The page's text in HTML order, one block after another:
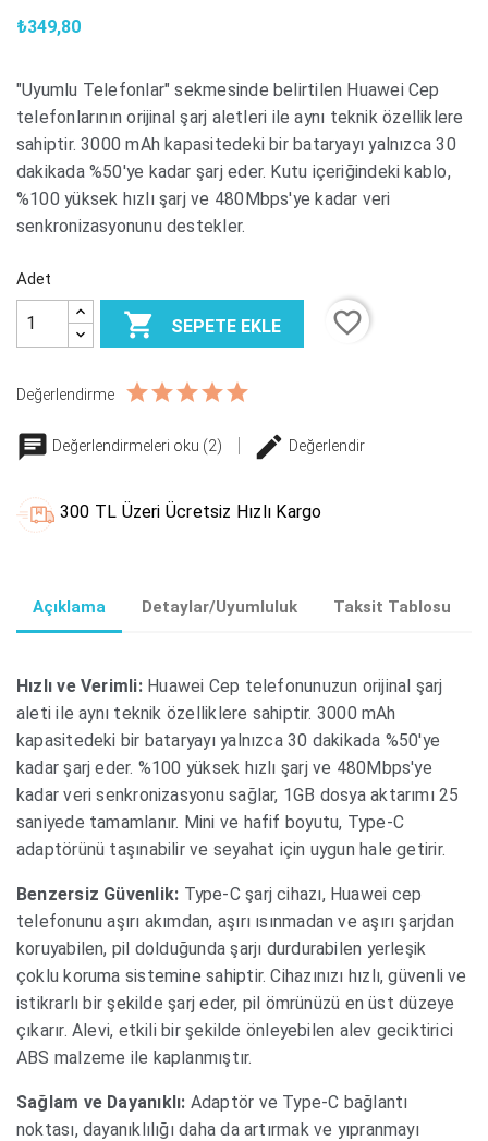
₺349,80
"Uyumlu Telefonlar" sekmesinde belirtilen Huawei Cep
telefonlarının orijinal şarj aletleri ile aynı teknik özelliklere
sahiptir. 3000 mAh kapasitedeki bir bataryayı yalnızca 30
dakikada %50'ye kadar şarj eder. Kutu içeriğindeki kablo,
%100 yüksek hızlı şarj ve 480Mbps'ye kadar veri
senkronizasyonunu destekler.
Adet
 SEPETE EKLE favorite_border
Değerlendirme
Değerlendirmeleri oku (2) Değerlendir
300 TL Üzeri Ücretsiz Hızlı Kargo
Açıklama Detaylar/Uyumluluk Taksit Tablosu
Hızlı ve Verimli:Huawei Cep telefonunuzun orijinal şarj
aleti ile aynı teknik özelliklere sahiptir. 3000 mAh
kapasitedeki bir bataryayı yalnızca 30 dakikada %50'ye
kadar şarj eder. %100 yüksek hızlı şarj ve 480Mbps'ye
kadar veri senkronizasyonu sağlar, 1GB dosya aktarımı 25
saniyede tamamlanır. Mini ve hafif boyutu, Type-C
adaptörünü taşınabilir ve seyahat için uygun hale getirir.
Benzersiz Güvenlik: Type-C şarj cihazı, Huawei cep
telefonunu aşırı akımdan, aşırı ısınmadan ve aşırı şarjdan
koruyabilen, pil dolduğunda şarjı durdurabilen yerleşik
çoklu koruma sistemine sahiptir. Cihazınızı hızlı, güvenli ve
istikrarlı bir şekilde şarj eder, pil ömrünüzü en üst düzeye
çıkarır. Alevi, etkili bir şekilde önleyebilen alev geciktirici
ABS malzeme ile kaplanmıştır.
Sağlam ve Dayanıklı: Adaptör ve Type-C bağlantı
noktası, dayanıklılığı daha da artırmak ve yıpranmayı